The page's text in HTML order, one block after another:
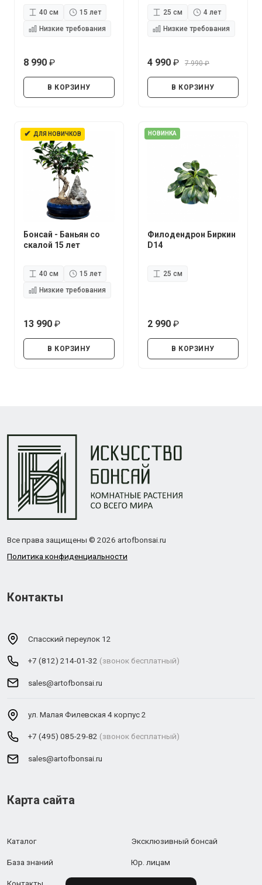
40 см
15 лет
Низкие требования
8 990
В КОРЗИНУ
25 см
4 лет
Низкие требования
4 990
7 990
В КОРЗИНУ
✔ ДЛЯ НОВИЧКОВ
Бонсай - Баньян со
скалой 15 лет
40 см
15 лет
Низкие требования
13 990
В КОРЗИНУ
НОВИНКА
Филодендрон Биркин
D14
25 см
2 990
В КОРЗИНУ
Все права защищены © 2026 artofbonsai.ru
Политика конфиденциальности
Контакты
Спасский переулок 12
+7 (812) 214-01-32 (звонок бесплатный)
sales@artofbonsai.ru
ул. Малая Филевская 4 корпус 2
+7 (495) 085-29-82 (звонок бесплатный)
sales@artofbonsai.ru
Карта сайта
Каталог Эксклюзивный бонсай
База знаний Юр. лицам
Контакты